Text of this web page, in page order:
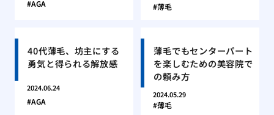
AGA 薄毛
40代薄毛、坊主にする
勇気と得られる解放感
2024.06.24
AGA
薄毛でもセンターパート
を楽しむための美容院で
の頼み方
2024.05.29
薄毛